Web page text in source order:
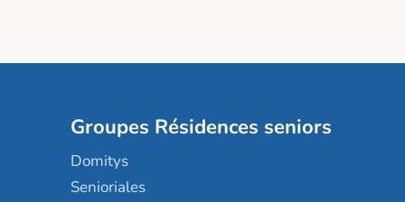
Groupes Résidences seniors
Domitys
Senioriales